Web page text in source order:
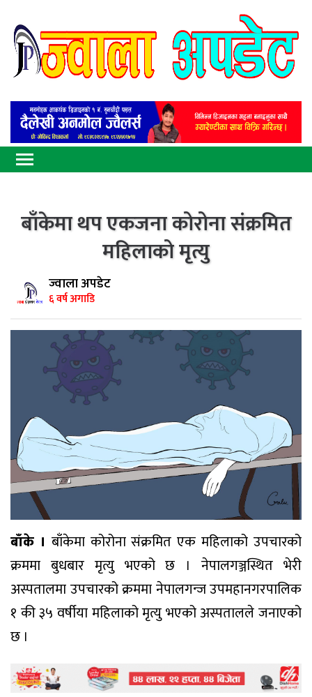
बाँकेमा थप एकजना कोरोना संक्रमित
महिलाको मृत्यु
ज्वाला अपडेट
६ वर्ष अगाडि
बाँके । बाँकेमा कोरोना संक्रमित एक महिलाको उपचारको
क्रममा बुधबार मृत्यु भएको छ । नेपालगञ्जस्थित भेरी
अस्पतालमा उपचारको क्रममा नेपालगन्ज उपमहानगरपालिक
१ की ३५ वर्षीया महिलाको मृत्यु भएको अस्पतालले जनाएको
छ ।